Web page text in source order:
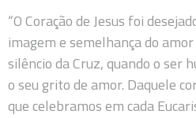
“O Coração de Jesus foi
imagem e semelhança do
silêncio da Cruz, quando o ser
o seu grito de amor. Daquele
que celebramos em cada